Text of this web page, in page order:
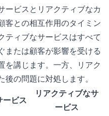
ービスとリアクティブなカ
客との相互作用のタイミン
ティブなサービスはすべて
または顧客が影響を受ける
を講じます。一方、リアク
の問題に対処します。
ービス
リアクティブなサ
ービス